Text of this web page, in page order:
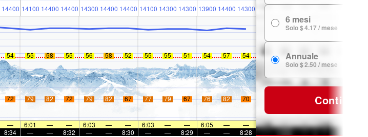
14400 14100 14400 14400 14300 14400 14400 14100 14300 14300 13900 14400 14300
54 55 58 55 56 58 52 55 55 51 54 57 54
72 79 82 72 79 82 67 77 79 67 76 82 70
— 6:01 — — 6:03 — — 6:03 — — 6:05 —
—
8:34 — — 8:32 — — 8:30 — — 8:29 — — 8:28
6 mesi
Solo $ 4.17 / mese
Annuale
Solo $ 2.50 / mese
Continua